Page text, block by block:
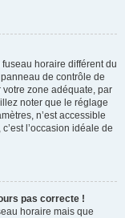
fuseau horaire différent du
de contrôle de
votre zone adéquate, par
noter que le réglage
n’est accessible
l’occasion idéale de
pas correcte !
horaire mais que